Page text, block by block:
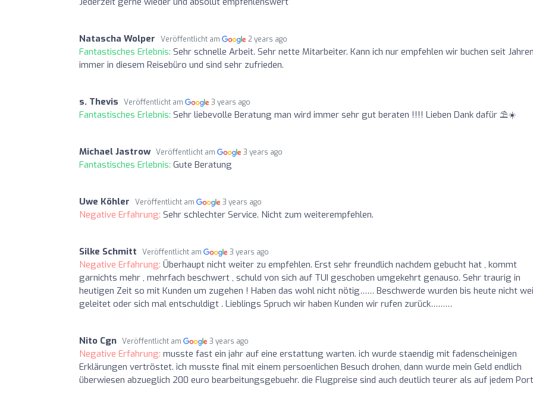
Natascha Wolper Veröffentlicht am 2 years ago
Fantastisches Erlebnis: Sehr schnelle Arbeit. Sehr nette Mitarbeiter. Kann ich nur empfehlen wir buchen seit Jahren
immer in diesem Reisebüro und sind sehr zufrieden.
s. Thevis Veröffentlicht am 3 years ago
Fantastisches Erlebnis: Sehr liebevolle Beratung man wird immer sehr gut beraten !!!! Lieben Dank dafür ⛱☀️
Michael Jastrow Veröffentlicht am 3 years ago
Fantastisches Erlebnis: Gute Beratung
Uwe Köhler Veröffentlicht am 3 years ago
Negative Erfahrung: Sehr schlechter Service. Nicht zum weiterempfehlen.
Silke Schmitt Veröffentlicht am 3 years ago
Negative Erfahrung: Überhaupt nicht weiter zu empfehlen. Erst sehr freundlich nachdem gebucht hat , kommt
garnichts mehr , mehrfach beschwert , schuld von sich auf TUI geschoben umgekehrt genauso. Sehr traurig in
heutigen Zeit so mit Kunden um zugehen ! Haben das wohl nicht nötig…… Beschwerde wurden bis heute nicht
geleitet oder sich mal entschuldigt . Lieblings Spruch wir haben Kunden wir rufen zurück………
Nito Cgn Veröffentlicht am 3 years ago
Negative Erfahrung: musste fast ein jahr auf eine erstattung warten. ich wurde staendig mit fadenscheinigen
Erklärungen vertröstet. ich musste final mit einem persoenlichen Besuch drohen, dann wurde mein Geld endlich
überwiesen abzueglich 200 euro bearbeitungsgebuehr. die Flugpreise sind auch deutlich teurer als auf jedem